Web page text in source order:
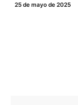
25 de mayo de 2025